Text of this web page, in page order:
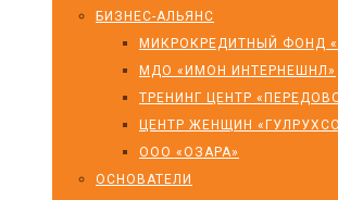
БИЗНЕС-АЛЬЯНС
МИКРОКРЕДИТНЫЙ ФОНД
МДО «ИМОН ИНТЕРНЕШНЛ»
ТРЕНИНГ ЦЕНТР
ЦЕНТР ЖЕНЩИН
ООО «ОЗАРА»
ОСНОВАТЕЛИ